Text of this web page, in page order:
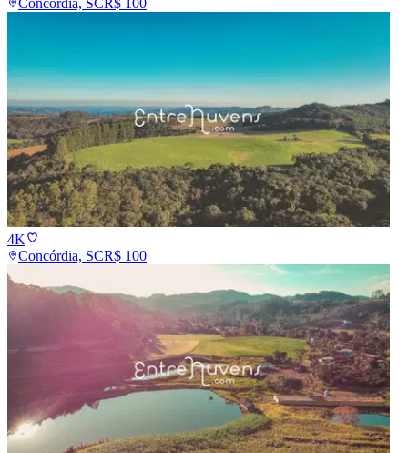
Concórdia, SC R$ 100
4K
Concórdia, SCR$ 100